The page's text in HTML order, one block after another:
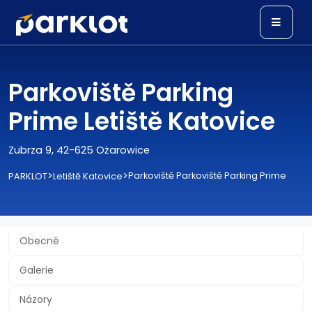
Parkoviště Parking
Prime Letiště Katovice
Zubrza 9, 42-625 Ożarowice
PARKLOT>Letiště Katovice>Parkoviště Parkoviště Parking Prime
Obecné
Galerie
Názory